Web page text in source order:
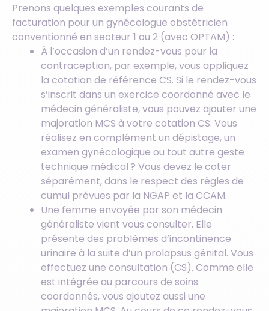
Prenons quelques exemples courants de
facturation pour un gynécologue obstétricien
conventionné en secteur 1 ou 2 (avec OPTAM) :
À l’occasion d’un rendez-vous pour la
contraception, par exemple, vous appliquez
la cotation de référence CS. Si le rendez-vous
s’inscrit dans un exercice coordonné avec le
médecin généraliste, vous pouvez ajouter une
majoration MCS à votre cotation CS. Vous
réalisez en complément un dépistage, un
examen gynécologique ou tout autre geste
technique médical ? Vous devez le coter
séparément, dans le respect des règles de
cumul prévues par la NGAP et la CCAM.
Une femme envoyée par son médecin
généraliste vient vous consulter. Elle
présente des problèmes d’incontinence
urinaire à la suite d’un prolapsus génital. Vous
effectuez une consultation (CS). Comme elle
est intégrée au parcours de soins
coordonnés, vous ajoutez aussi une